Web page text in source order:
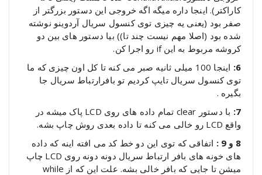
کاراکتر). اینجا داره میگه اگه خروجی این دستور بزرگتر از
صفر بود (یعنی یه چیزی توی کنسول سریال آردوینو نوشته
شده بود (اصلا مهم نیست چند تا)) بیا دستور های بین دو
کروشه مربوط به این if رو اجرا کن.
6:
اینجا 100 میلی ثانیه صبر می کنه تا کل اون چیزی که ما
توی کنسول سریال تایپ کردیم تو بافرارتباط سریال جا
بگیره .
7:
با دستور clear تمام داده های روی LCD پاک میشه در
واقع LCD رو خالی می کنه تا داده بعدی روش چاپ بشه.
8 و 9 :
اتفاقی که توی این دو خط کد می افته اینه که داده
های خونه های بافر ارتباط سریال دونه دونه روی LCD چاپ
میشن تا جایی که بافر خالی بشه. علت این که از while